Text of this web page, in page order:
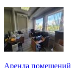
Аренда помещений